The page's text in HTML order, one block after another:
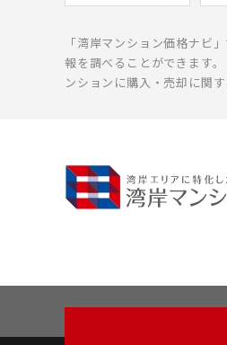
「湾岸マンション価格ナビ
報を調べることができます
ンションに購入・売却に関